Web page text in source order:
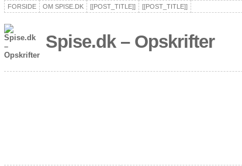
FORSIDE OM SPISE.DK [[POST_TITLE]] [[POST_TITLE]]
Spise.dk – Opskrifter